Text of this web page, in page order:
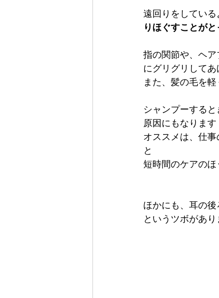
遠回りをしている
りほぐすことが
指の関節や、ヘ
にグリグリして
また、髪の毛を
シャンプーする
原因にもなります
オススメは、仕
と
短時間のケアの
ほかにも、耳の
というツボがあり